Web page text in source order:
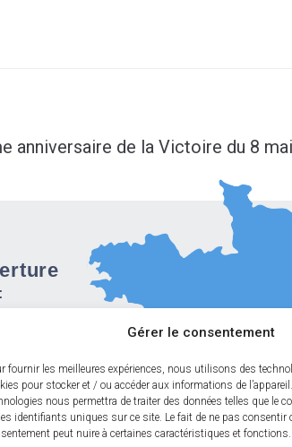
Gérer le consentement
fournir les meilleures expériences, nous utilisons des
pour stocker et / ou accéder aux informations de
nous permettra de traiter des données telles que le
identifiants uniques sur ce site. Le fait de ne pas consentir
peut nuire à certaines caractéristiques et fonctions.
anniversaire de la Victoire du 8